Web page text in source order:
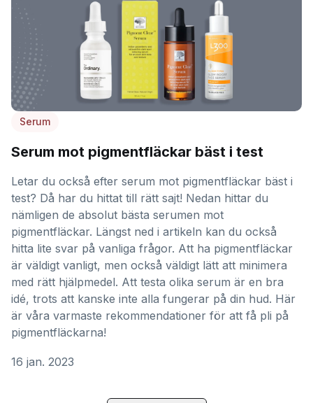
Serum
Serum mot pigmentfläckar bäst i test
Letar du också efter serum mot pigmentfläckar bäst i
test? Då har du hittat till rätt sajt! Nedan hittar du
nämligen de absolut bästa serumen mot
pigmentfläckar. Längst ned i artikeln kan du också
hitta lite svar på vanliga frågor. Att ha pigmentfläckar
är väldigt vanligt, men också väldigt lätt att minimera
med rätt hjälpmedel. Att testa olika serum är en bra
idé, trots att kanske inte alla fungerar på din hud. Här
är våra varmaste rekommendationer för att få pli på
pigmentfläckarna!
16 jan. 2023